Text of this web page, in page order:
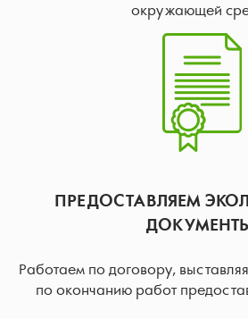
окружающей
ПРЕДОСТАВЛЯЕМ
ДОКУМЕНТЫ
Работаем по договору,
по окончанию работ